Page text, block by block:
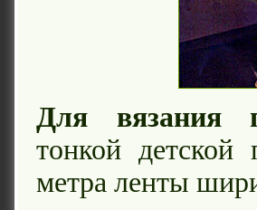
Для вязания
тонкой
метра ленты